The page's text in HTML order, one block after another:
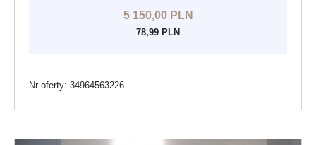
5 150,00 PLN
78,99 PLN
Nr oferty: 34964563226